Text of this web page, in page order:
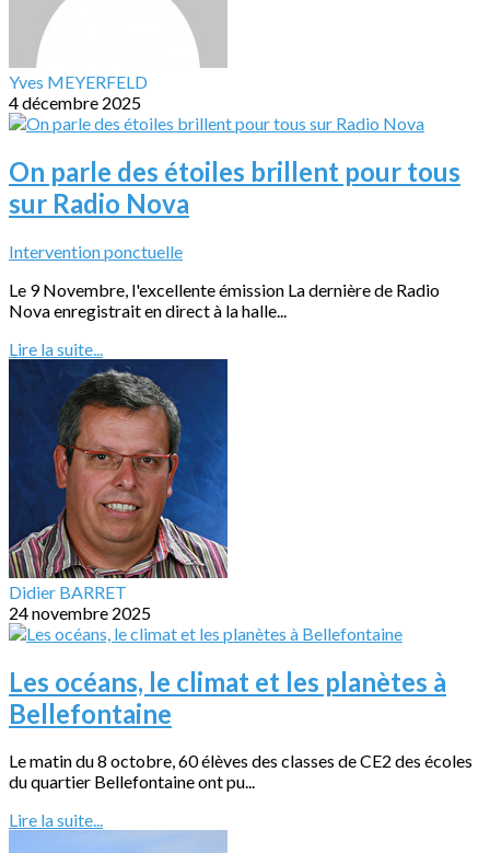
Yves MEYERFELD
4 décembre 2025
On parle des étoiles brillent pour tous
sur Radio Nova
Intervention ponctuelle
Le 9 Novembre, l'excellente émission La dernière de Radio
Nova enregistrait en direct à la halle...
Lire la suite...
Didier BARRET
24 novembre 2025
Les océans, le climat et les planètes à
Bellefontaine
Le matin du 8 octobre, 60 élèves des classes de CE2 des écoles
du quartier Bellefontaine ont pu...
Lire la suite...